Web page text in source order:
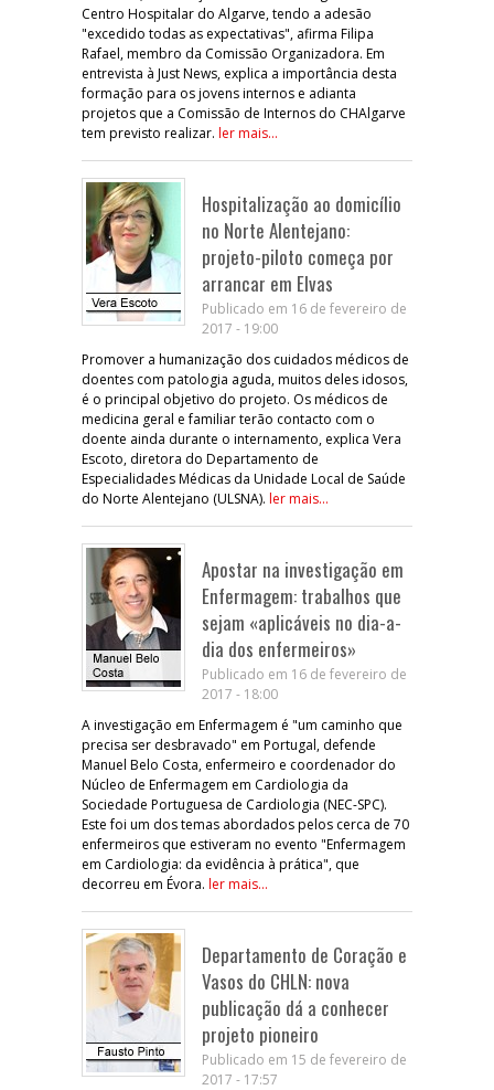
Centro Hospitalar do Algarve, tendo a adesão
"excedido todas as expectativas", afirma Filipa
Rafael, membro da Comissão Organizadora. Em
entrevista à Just News, explica a importância desta
formação para os jovens internos e adianta
projetos que a Comissão de Internos do CHAlgarve
tem previsto realizar. ler mais...
Hospitalização ao domicílio
no Norte Alentejano:
projeto-piloto começa por
arrancar em Elvas
Publicado em 16 de fevereiro de
2017 - 19:00
Promover a humanização dos cuidados médicos de
doentes com patologia aguda, muitos deles idosos,
é o principal objetivo do projeto. Os médicos de
medicina geral e familiar terão contacto com o
doente ainda durante o internamento, explica Vera
Escoto, diretora do Departamento de
Especialidades Médicas da Unidade Local de Saúde
do Norte Alentejano (ULSNA). ler mais...
Apostar na investigação em
Enfermagem: trabalhos que
sejam «aplicáveis no dia-a-
dia dos enfermeiros»
Publicado em 16 de fevereiro de
2017 - 18:00
A investigação em Enfermagem é "um caminho que
precisa ser desbravado" em Portugal, defende
Manuel Belo Costa, enfermeiro e coordenador do
Núcleo de Enfermagem em Cardiologia da
Sociedade Portuguesa de Cardiologia (NEC-SPC).
Este foi um dos temas abordados pelos cerca de 70
enfermeiros que estiveram no evento "Enfermagem
em Cardiologia: da evidência à prática", que
decorreu em Évora. ler mais...
Departamento de Coração e
Vasos do CHLN: nova
publicação dá a conhecer
projeto pioneiro
Publicado em 15 de fevereiro de
2017 - 17:57